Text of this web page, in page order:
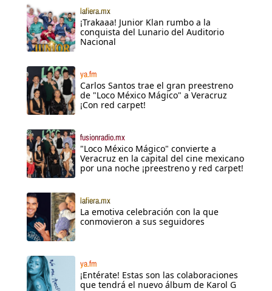
lafiera.mx
¡Trakaaa! Junior Klan rumbo a la
conquista del Lunario del Auditorio
Nacional
ya.fm
Carlos Santos trae el gran preestreno
de "Loco México Mágico" a Veracruz
¡Con red carpet!
fusionradio.mx
"Loco México Mágico" convierte a
Veracruz en la capital del cine mexicano
por una noche ¡preestreno y red carpet!
lafiera.mx
La emotiva celebración con la que
conmovieron a sus seguidores
ya.fm
¡Entérate! Estas son las colaboraciones
que tendrá el nuevo álbum de Karol G